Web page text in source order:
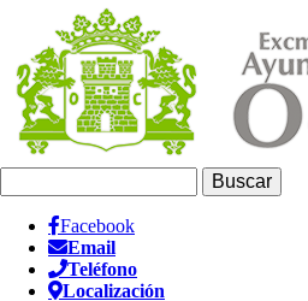
contenido
principal
Información
Header
Facebook
Email
Teléfono
Localización